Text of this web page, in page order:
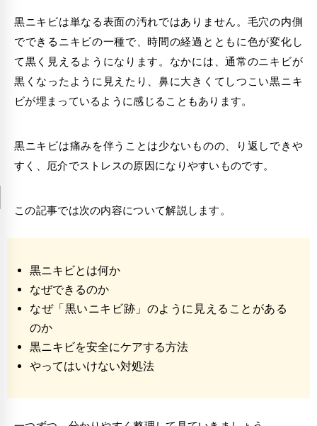
黒ニキビは単なる表面の汚れではありません。毛穴の内側
でできるニキビの一種で、時間の経過とともに色が変化し
て黒く見えるようになります。なかには、通常のニキビが
黒くなったように見えたり、鼻に大きくてしつこい黒ニキ
ビが埋まっているように感じることもあります。
黒ニキビは痛みを伴うことは少ないものの、り返しできや
すく、厄介でストレスの原因になりやすいものです。
この記事では次の内容について解説します。
黒ニキビとは何か
なぜできるのか
なぜ「黒いニキビ跡」のように見えることがある
のか
黒ニキビを安全にケアする方法
やってはいけない対処法